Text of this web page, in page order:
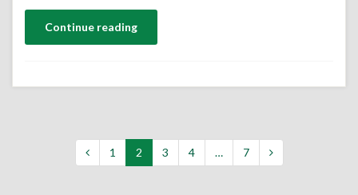
Continue reading
1 2 3 4 … 7